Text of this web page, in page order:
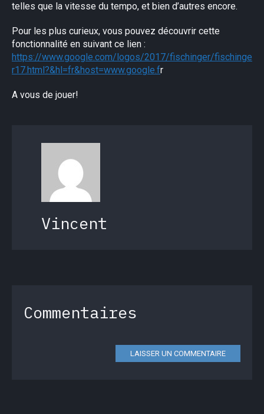
telles que la vitesse du tempo, et bien d’autres encore.
Pour les plus curieux, vous pouvez découvrir cette
fonctionnalité en suivant ce lien :
https://www.google.com/logos/2017/fischinger/fischinge
r17.html?&hl=fr&host=www.google.fr
A vous de jouer!
Vincent
Commentaires
LAISSER UN COMMENTAIRE